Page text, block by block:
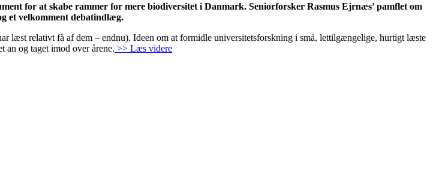
for at skabe rammer for mere biodiversitet i Danmark. Seniorforsker Rasmus Ejrnæs’ pamflet om
et velkomment debatindlæg.
læst relativt få af dem – endnu). Ideen om at formidle universitetsforskning i små, lettilgængelige, hurtigt læste
an og taget imod over årene. >> Læs videre